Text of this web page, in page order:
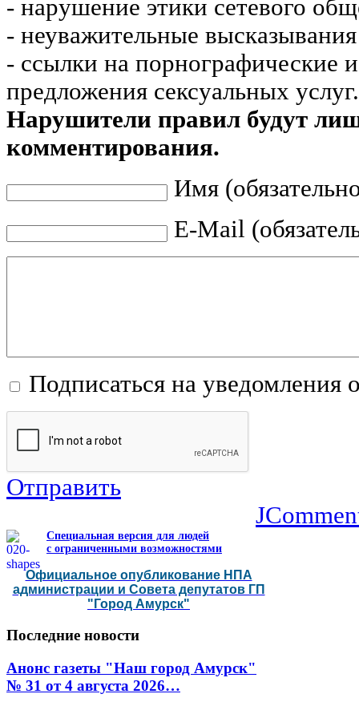
- нарушение этики сетевого
- неуважительные
- ссылки на порнографические
предложения сексуальных услуг.
Нарушители правил будут
комментирования.
Имя
E-Mail
Подписаться на уведомления
Отправить
Специальная версия для людей
с ограниченными возможностями
Официальное опубликование НПА
администрации и Совета депутатов ГП
"Город Амурск"
Последние новости
Анонс газеты "Наш город Амурск"
№ 31 от 4 августа 2026…